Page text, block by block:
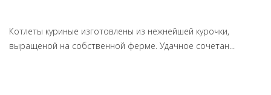
Котлеты куриные изготовлены из нежнейшей курочки,
выращеной на собственной ферме. Удачное сочетан...